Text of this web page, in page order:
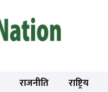
राजनीति राष्ट्रिय